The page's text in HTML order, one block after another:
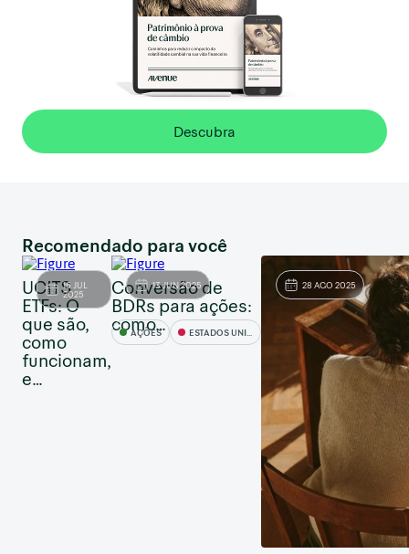
Descubra
Recomendado para você
16 JUL
2025
UCITS
ETFs: O
que são,
como
funcionam,
e…
13 JUN 2025
Conversão de
BDRs para ações:
como…
AÇÕES ESTADOS UNIDOS
28 AGO 2025